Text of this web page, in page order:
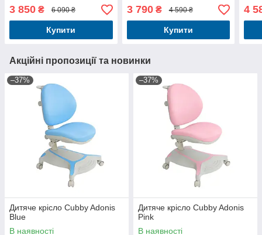
3 850 ₴ 6 090 ₴
Купити
3 790₴ 4 590 ₴
Купити
4
Акційні пропозиції та новинки
–37%
Дитяче крісло Cubby Adonis
Blue
В наявності
–37%
Дитяче крісло Cubby Adonis
Pink
В наявності